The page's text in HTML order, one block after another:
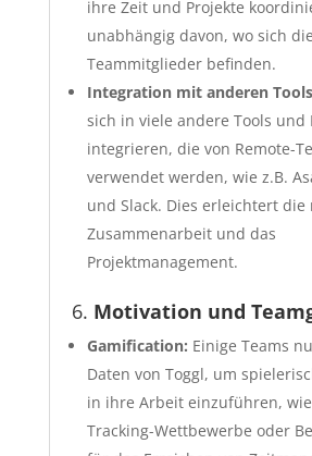
ihre Zeit und Projekte
unabhängig davon, wo sich die
Teammitglieder befinden.
Integration mit anderen
sich in viele andere Tools und
integrieren, die von Remote-
verwendet werden, wie z.B.
und Slack. Dies erleichtert die
Zusammenarbeit und das
Projektmanagement.
6. Motivation und
Gamification: Einige Teams
Daten von Toggl, um
in ihre Arbeit einzuführen, wie
Tracking-Wettbewerbe oder